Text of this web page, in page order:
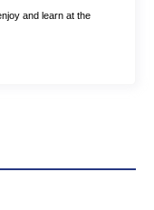
and learn at the